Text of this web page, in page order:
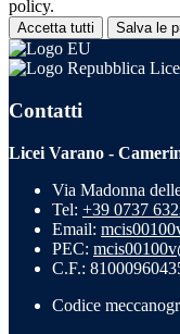
policy.
Accetta tutti Salva le
Contatti
Licei Varano -
Via Madonna
Tel: +39 0737
Email:
PEC:
C.F.:
Codice